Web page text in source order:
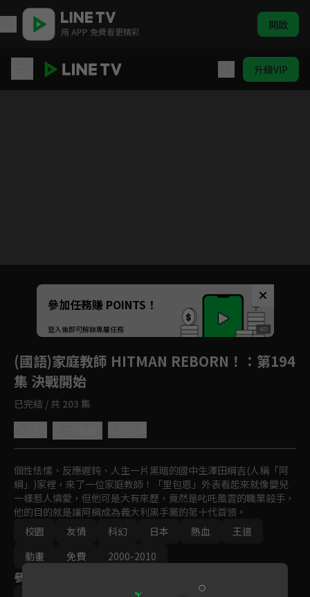
用 APP 免費看更精彩 開啟
升級VIP
Unmute
如有不便請見諒
參加任務賺 POINTS！
登入後即可解鎖專屬任務
(國語)家庭教師 HITMAN REBORN！ ：第194
集 決戰開始
已完結 / 共 203 集
個性怯懦、反應遲鈍、人生一片黑暗的國中生澤田綱吉(人稱「阿
綱」)家裡，來了一位家庭教師！「里包恩」外表看起來就像嬰兒
一樣惹人憐愛，但他可是大有來歷，竟然是叱吒風雲的職業殺手，
他的目的就是讓阿綱成為義大利黑手黨的第十代首領。
校園
友情 科幻 日本 熱血
王道
動畫
免費 2000-2010
參與演員